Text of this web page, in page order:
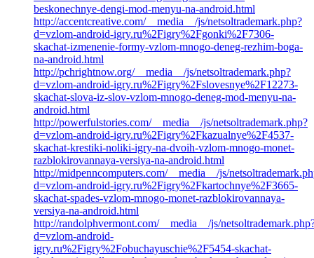
beskonechnye-dengi-mod-menyu-na-android.html
http://accentcreative.com/__media__/js/netsoltrademark.php?
d=vzlom-android-igry.ru%2Figry%2Fgonki%2F7306-
skachat-izmenenie-formy-vzlom-mnogo-deneg-rezhim-boga-
na-android.html
http://pchrightnow.org/__media__/js/netsoltrademark.php?
d=vzlom-android-igry.ru%2Figry%2Fslovesnye%2F12273-
skachat-slova-iz-slov-vzlom-mnogo-deneg-mod-menyu-na-
android.html
http://powerfulstories.com/__media__/js/netsoltrademark.php?
d=vzlom-android-igry.ru%2Figry%2Fkazualnye%2F4537-
skachat-krestiki-noliki-igry-na-dvoih-vzlom-mnogo-monet-
razblokirovannaya-versiya-na-android.html
http://midpenncomputers.com/__media__/js/
d=vzlom-android-igry.ru%2Figry%2Fkartochnye%2F3665-
skachat-spades-vzlom-mnogo-monet-razblokirovannaya-
versiya-na-android.html
http://randolphvermont.com/__media__/js/
d=vzlom-android-
igry.ru%2Figry%2Fobuchayuschie%2F5454-skachat-